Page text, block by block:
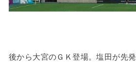
後から大宮のＧＫ登場。塩田が先